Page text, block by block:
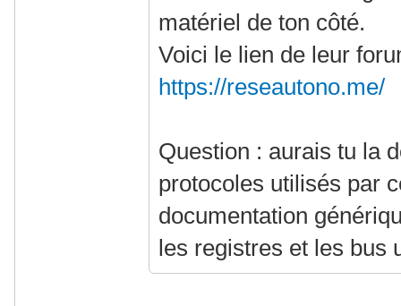
matériel de ton côté.
Voici le lien de leur
https://reseautono.me/
Question : aurais tu la
protocoles utilisés par
documentation
les registres et les bus